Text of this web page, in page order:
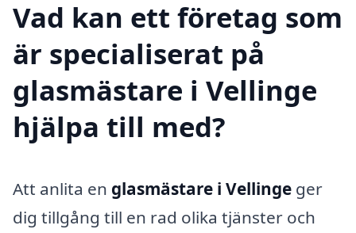
Vad kan ett företag som
är specialiserat på
glasmästare i Vellinge
hjälpa till med?
Att anlita en glasmästare i Vellinge ger
dig tillgång till en rad olika tjänster och